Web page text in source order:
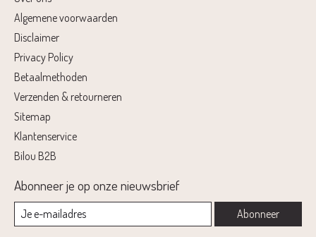
Algemene voorwaarden
Disclaimer
Privacy Policy
Betaalmethoden
Verzenden & retourneren
Sitemap
Klantenservice
Bilou B2B
Abonneer je op onze nieuwsbrief
Abonneer